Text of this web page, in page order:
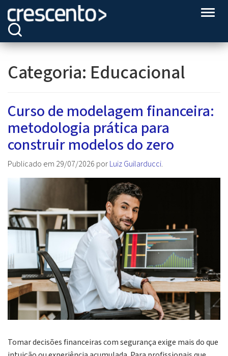
Categoria: Educacional
Curso de modelagem financeira:
metodologia prática para
construir modelos do zero
Publicado em 29/07/2026 porLuiz Guilarducci.
Tomar decisões financeiras com segurança exige mais do que